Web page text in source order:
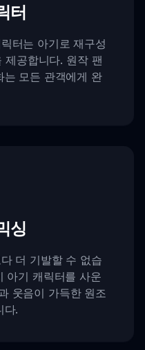
터
터는 아기로 재구성
공합니다. 원작 팬
는 모든 관객에게 완
싱
더 기발할 수 없습
아기 캐릭터를 사운
웃음이 가득한 원조
다.